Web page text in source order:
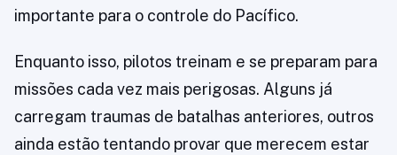
importante para o controle do Pacífico.
Enquanto isso, pilotos treinam e se preparam para
missões cada vez mais perigosas. Alguns já
carregam traumas de batalhas anteriores, outros
ainda estão tentando provar que merecem estar